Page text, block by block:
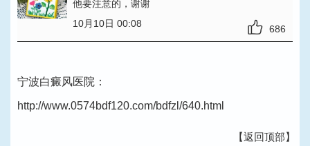
他要注意的，谢谢
10月10日 00:08
686
宁波白癜风医院：
http://www.0574bdf120.com/bdfzl/640.html
【返回顶部】